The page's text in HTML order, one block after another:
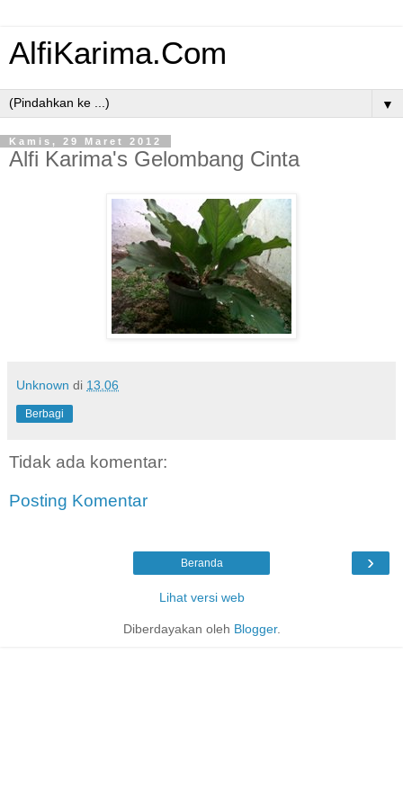
AlfiKarima.Com
▼
Kamis, 29 Maret 2012
Alfi Karima's Gelombang Cinta
Unknown di 13.06
Berbagi
Tidak ada komentar:
Posting Komentar
›
Beranda
Lihat versi web
Diberdayakan oleh Blogger.